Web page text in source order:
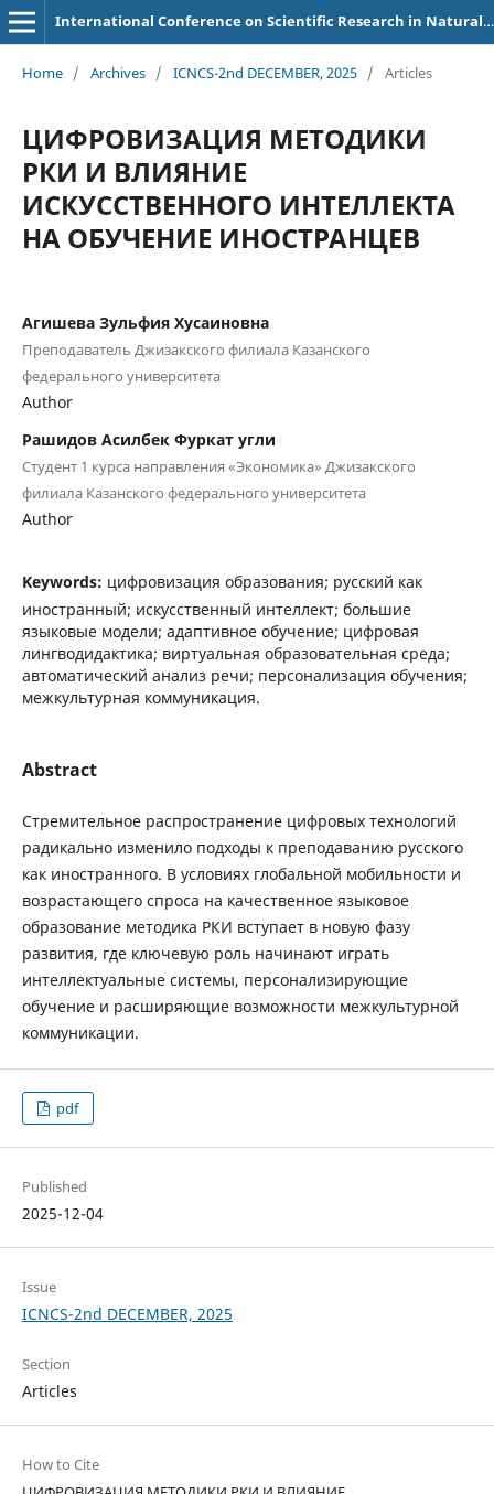
International Conference on Scientific Research in Natural and Social Sciences
Home / Archives / ICNCS-2nd DECEMBER, 2025 / Articles
ЦИФРОВИЗАЦИЯ МЕТОДИКИ
РКИ И ВЛИЯНИЕ
ИСКУССТВЕННОГО ИНТЕЛЛЕКТА
НА ОБУЧЕНИЕ ИНОСТРАНЦЕВ
Агишева Зульфия Хусаиновна
Преподаватель Джизакского филиала Казанского
федерального университета
Author
Рашидов Асилбек Фуркат угли
Студент 1 курса направления «Экономика» Джизакского
филиала Казанского федерального университета
Author
Keywords: цифровизация образования; русский как
иностранный; искусственный интеллект; большие
языковые модели; адаптивное обучение; цифровая
лингводидактика; виртуальная образовательная среда;
автоматический анализ речи; персонализация обучения;
межкультурная коммуникация.
Abstract
Стремительное распространение цифровых технологий
радикально изменило подходы к преподаванию русского
как иностранного. В условиях глобальной мобильности и
возрастающего спроса на качественное языковое
образование методика РКИ вступает в новую фазу
развития, где ключевую роль начинают играть
интеллектуальные системы, персонализирующие
обучение и расширяющие возможности межкультурной
коммуникации.
pdf
Published
2025-12-04
Issue
ICNCS-2nd DECEMBER, 2025
Section
Articles
How to Cite